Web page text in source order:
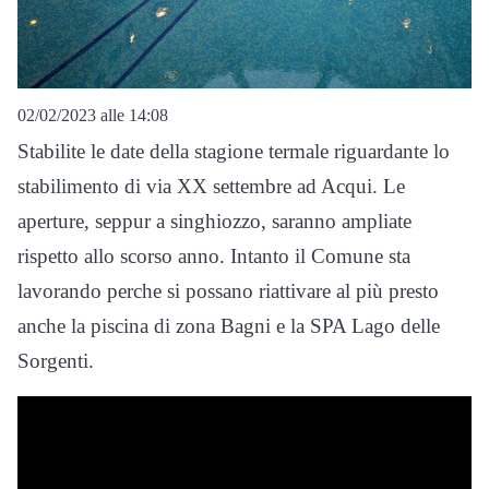
02/02/2023 alle 14:08
Stabilite le date della stagione termale riguardante lo
stabilimento di via XX settembre ad Acqui. Le
aperture, seppur a singhiozzo, saranno ampliate
rispetto allo scorso anno. Intanto il Comune sta
lavorando perche si possano riattivare al più presto
anche la piscina di zona Bagni e la SPA Lago delle
Sorgenti.